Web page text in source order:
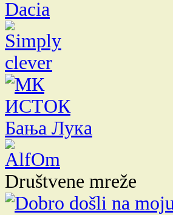
Društvene mreže